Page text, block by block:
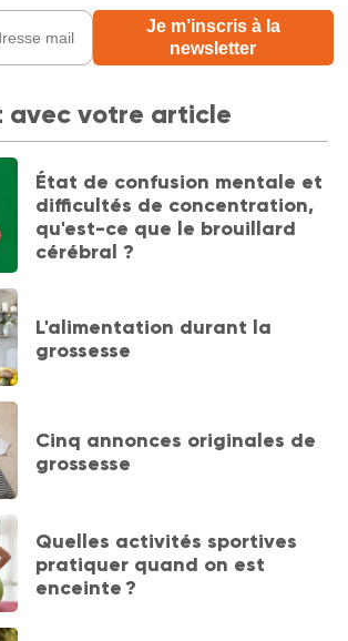
avec votre article
État de confusion mentale et
difficultés de concentration,
qu'est-ce que le brouillard
cérébral ?
L'alimentation durant la
grossesse
Cinq annonces originales de
grossesse
Quelles activités sportives
pratiquer quand on est
enceinte ?